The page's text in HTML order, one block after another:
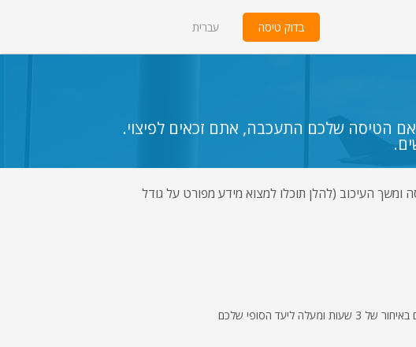
בדוק טיסה עברית
על זכויות הנוסעים, אם הטיסה שלכם התעכבה, אתם זכאים לפיצוי.
€125 - €600. הסכום משתנה לפי מרחק הטיסה ומשך העיכוב (להלן תוכלו למצוא מידע מפורט על גודל